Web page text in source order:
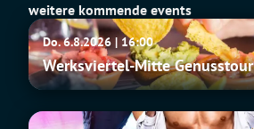
weitere kommende events
Werksviertel-
Mitte
Genusstour
Do. 6.8.2026 | 16:00
Werksviertel-Mitte Genusstour
SIXX